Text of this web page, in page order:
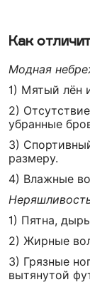
Как
Модная
1) Мятый лён
2)
убранные
3)
размеру.
4) Влажные
1) Пятна,
2) Жирные
3) Грязные
вытянутой